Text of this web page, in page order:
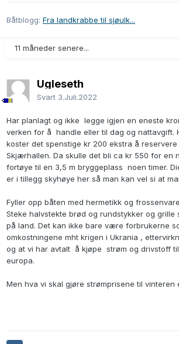
Båtblogg: Fra landkrabbe til sjøulk...
11 måneder senere...
Ugleseth
Svart 3.Juli.2022
Har planlagt og ikke legge igjen en eneste
verken for å handle eller til dag og nattavgift.
koster det spenstige kr 200 ekstra å
Skjærhallen. Da skulle det bli ca kr 550 for en
fortøye til en 3,5 m bryggeplass noen timer.
er i tillegg skyhøye her så man kan vel si at
Fyller opp båten med hermetikk og
Steke halvstekte brød og rundstykker og grille
på land. Det kan ikke bare være forbrukerne
omkostningene mht krigen i Ukrania ,
og at vi har avtalt å kjøpe strøm og drivstoff
europa.
Men hva vi skal gjøre strømprisene til vinteren